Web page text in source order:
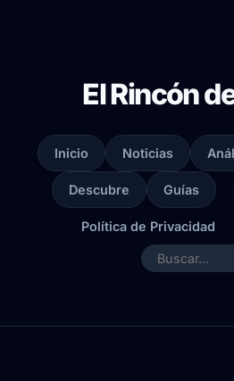
El Rincón
Inicio Noticias
Descubre Guías
Política de Privacidad